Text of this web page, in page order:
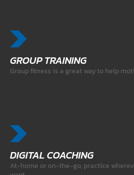
GROUP TRAINING
Group fitness is a great way to help
DIGITAL COACHING
At-home or on-the-go, practice